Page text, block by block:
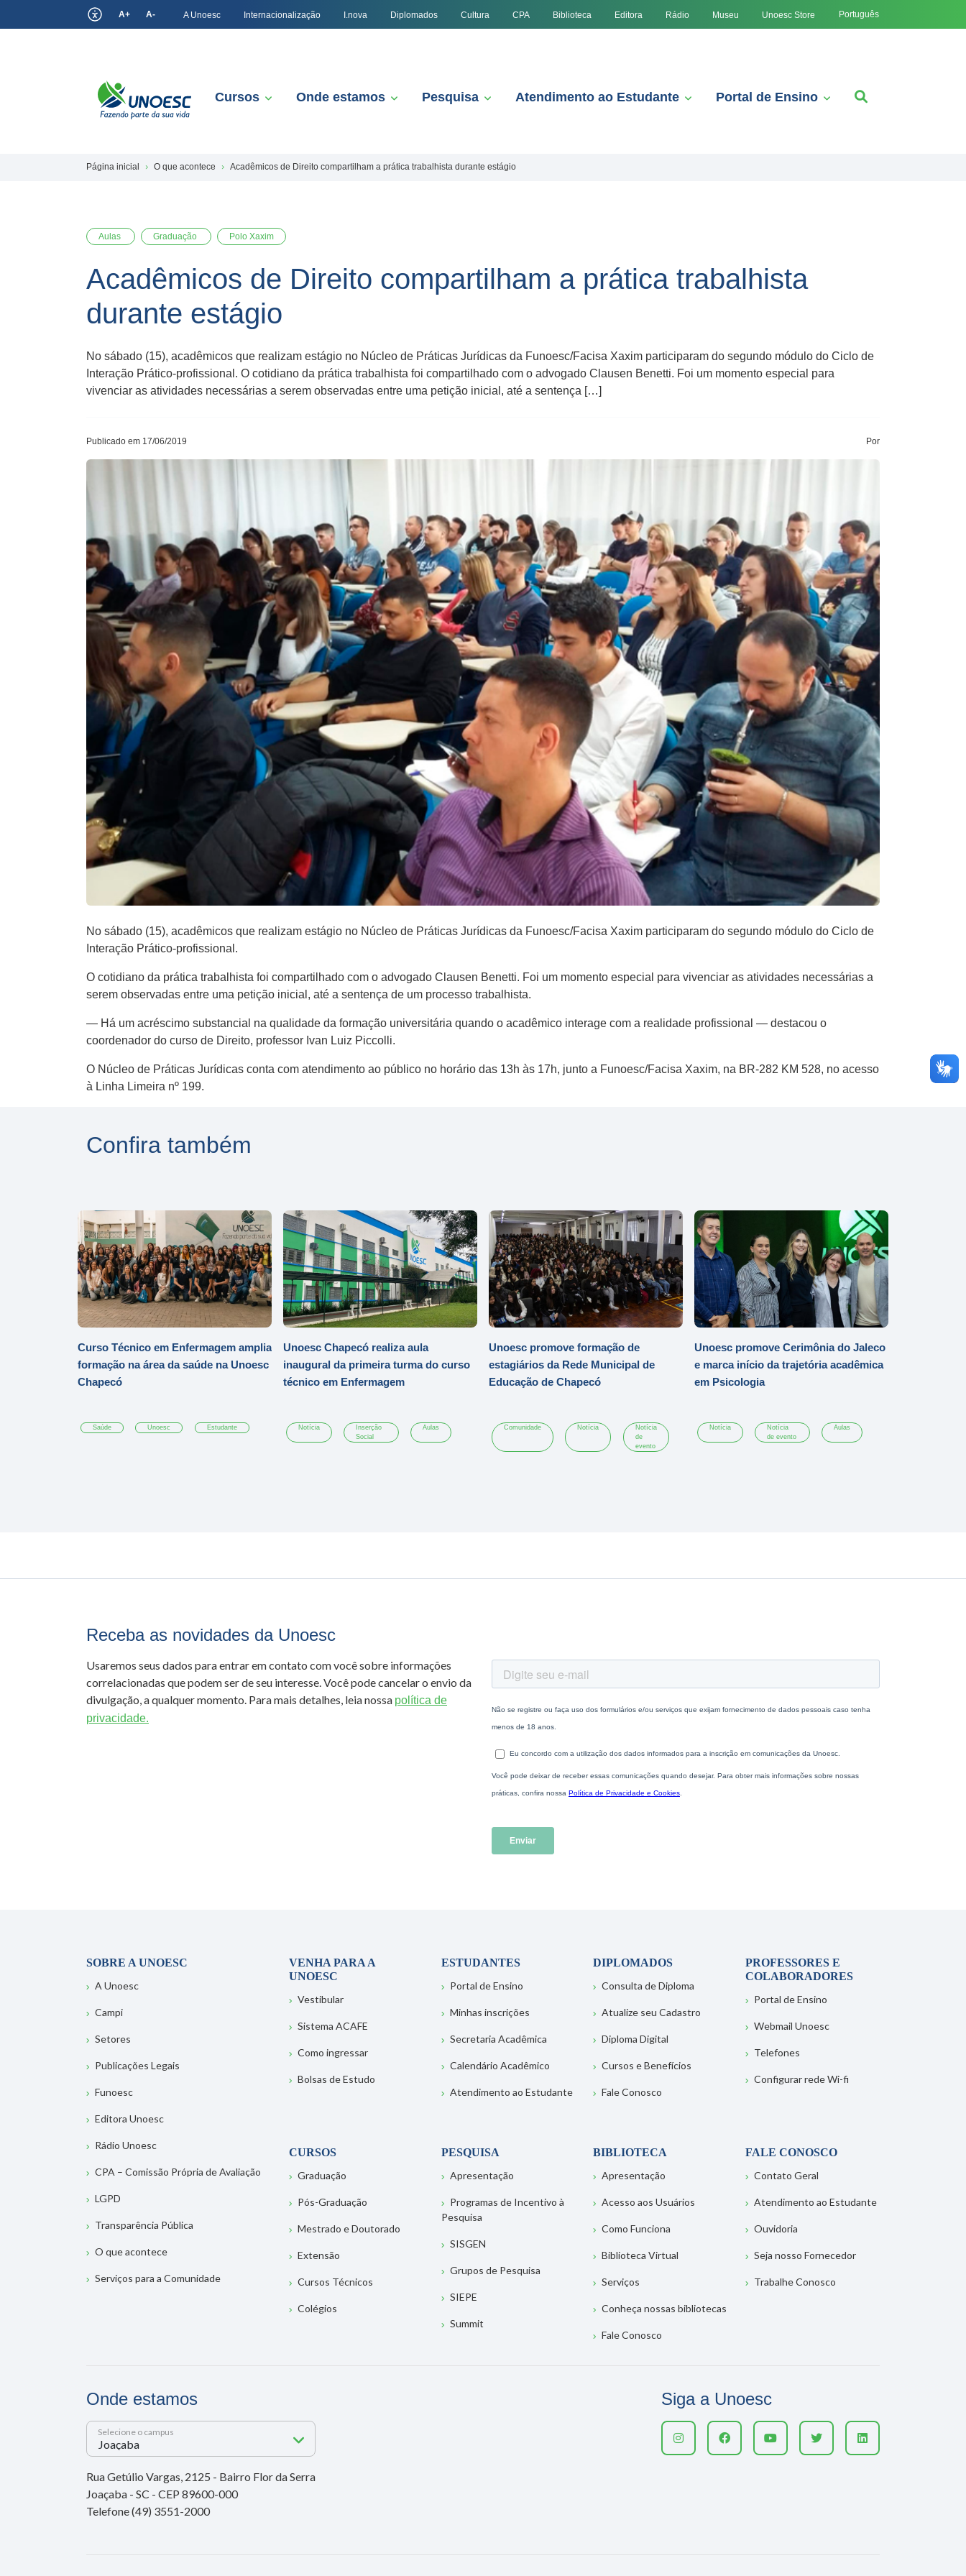
A+ A- A Unoesc Internacionalização I.nova Diplomados Cultura CPA Biblioteca Editora Rádio Museu Unoesc Store Português
Cursos Onde estamos Pesquisa Atendimento ao Estudante Portal de Ensino
Página inicial O que acontece Acadêmicos de Direito compartilham a prática trabalhista durante estágio
Aulas Graduação Polo Xaxim
Acadêmicos de Direito compartilham a prática trabalhista
durante estágio
No sábado (15), acadêmicos que realizam estágio no Núcleo de Práticas Jurídicas da Funoesc/Facisa Xaxim participaram do segundo módulo do Ciclo de
Interação Prático-profissional. O cotidiano da prática trabalhista foi compartilhado com o advogado Clausen Benetti. Foi um momento especial para
vivenciar as atividades necessárias a serem observadas entre uma petição inicial, até a sentença […]
Publicado em 17/06/2019 Por
No sábado (15), acadêmicos que realizam estágio no Núcleo de Práticas Jurídicas da Funoesc/Facisa Xaxim participaram do segundo módulo do Ciclo de
Interação Prático-profissional.
O cotidiano da prática trabalhista foi compartilhado com o advogado Clausen Benetti. Foi um momento especial para vivenciar as atividades necessárias a
serem observadas entre uma petição inicial, até a sentença de um processo trabalhista.
— Há um acréscimo substancial na qualidade da formação universitária quando o acadêmico interage com a realidade profissional — destacou o
coordenador do curso de Direito, professor Ivan Luiz Piccolli.
O Núcleo de Práticas Jurídicas conta com atendimento ao público no horário das 13h às 17h, junto a Funoesc/Facisa Xaxim, na BR-282 KM 528, no acesso
à Linha Limeira nº 199.
Confira também
Curso Técnico em Enfermagem amplia
formação na área da saúde na Unoesc
Chapecó
Saúde Unoesc Estudante
Unoesc Chapecó realiza aula
inaugural da primeira turma do curso
técnico em Enfermagem
Notícia
Inserção
Social
Aulas
Unoesc promove formação de
estagiários da Rede Municipal de
Educação de Chapecó
Comunidade Notícia
Notícia
de
evento
Unoesc promove Cerimônia do Jaleco
e marca início da trajetória acadêmica
em Psicologia
Notícia
Notícia
de evento
Aulas
Receba as novidades da Unoesc
Usaremos seus dados para entrar em contato com você sobre informações
correlacionadas que podem ser de seu interesse. Você pode cancelar o envio da
divulgação, a qualquer momento. Para mais detalhes, leia nossa política de
privacidade.
SOBRE A UNOESC
A Unoesc
Campi
Setores
Publicações Legais
Funoesc
Editora Unoesc
Rádio Unoesc
CPA – Comissão Própria de Avaliação
LGPD
Transparência Pública
O que acontece
Serviços para a Comunidade
VENHA PARA A
UNOESC
Vestibular
Sistema ACAFE
Como ingressar
Bolsas de Estudo
ESTUDANTES
Portal de Ensino
Minhas inscrições
Secretaria Acadêmica
Calendário Acadêmico
Atendimento ao Estudante
DIPLOMADOS
Consulta de Diploma
Atualize seu Cadastro
Diploma Digital
Cursos e Benefícios
Fale Conosco
PROFESSORES E
COLABORADORES
Portal de Ensino
Webmail Unoesc
Telefones
Configurar rede Wi-fi
CURSOS
Graduação
Pós-Graduação
Mestrado e Doutorado
Extensão
Cursos Técnicos
Colégios
PESQUISA
Apresentação
Programas de Incentivo à
Pesquisa
SISGEN
Grupos de Pesquisa
SIEPE
Summit
BIBLIOTECA
Apresentação
Acesso aos Usuários
Como Funciona
Biblioteca Virtual
Serviços
Conheça nossas bibliotecas
Fale Conosco
FALE CONOSCO
Contato Geral
Atendimento ao Estudante
Ouvidoria
Seja nosso Fornecedor
Trabalhe Conosco
Onde estamos
Selecione o campus
Rua Getúlio Vargas, 2125 - Bairro Flor da Serra
Joaçaba - SC - CEP 89600-000
Telefone (49) 3551-2000
Siga a Unoesc